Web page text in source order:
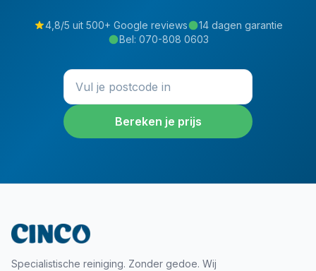
4,8/5 uit 500+ Google reviews
14 dagen garantie
Bel: 070-808 0603
Bereken je prijs
Specialistische reiniging. Zonder gedoe. Wij